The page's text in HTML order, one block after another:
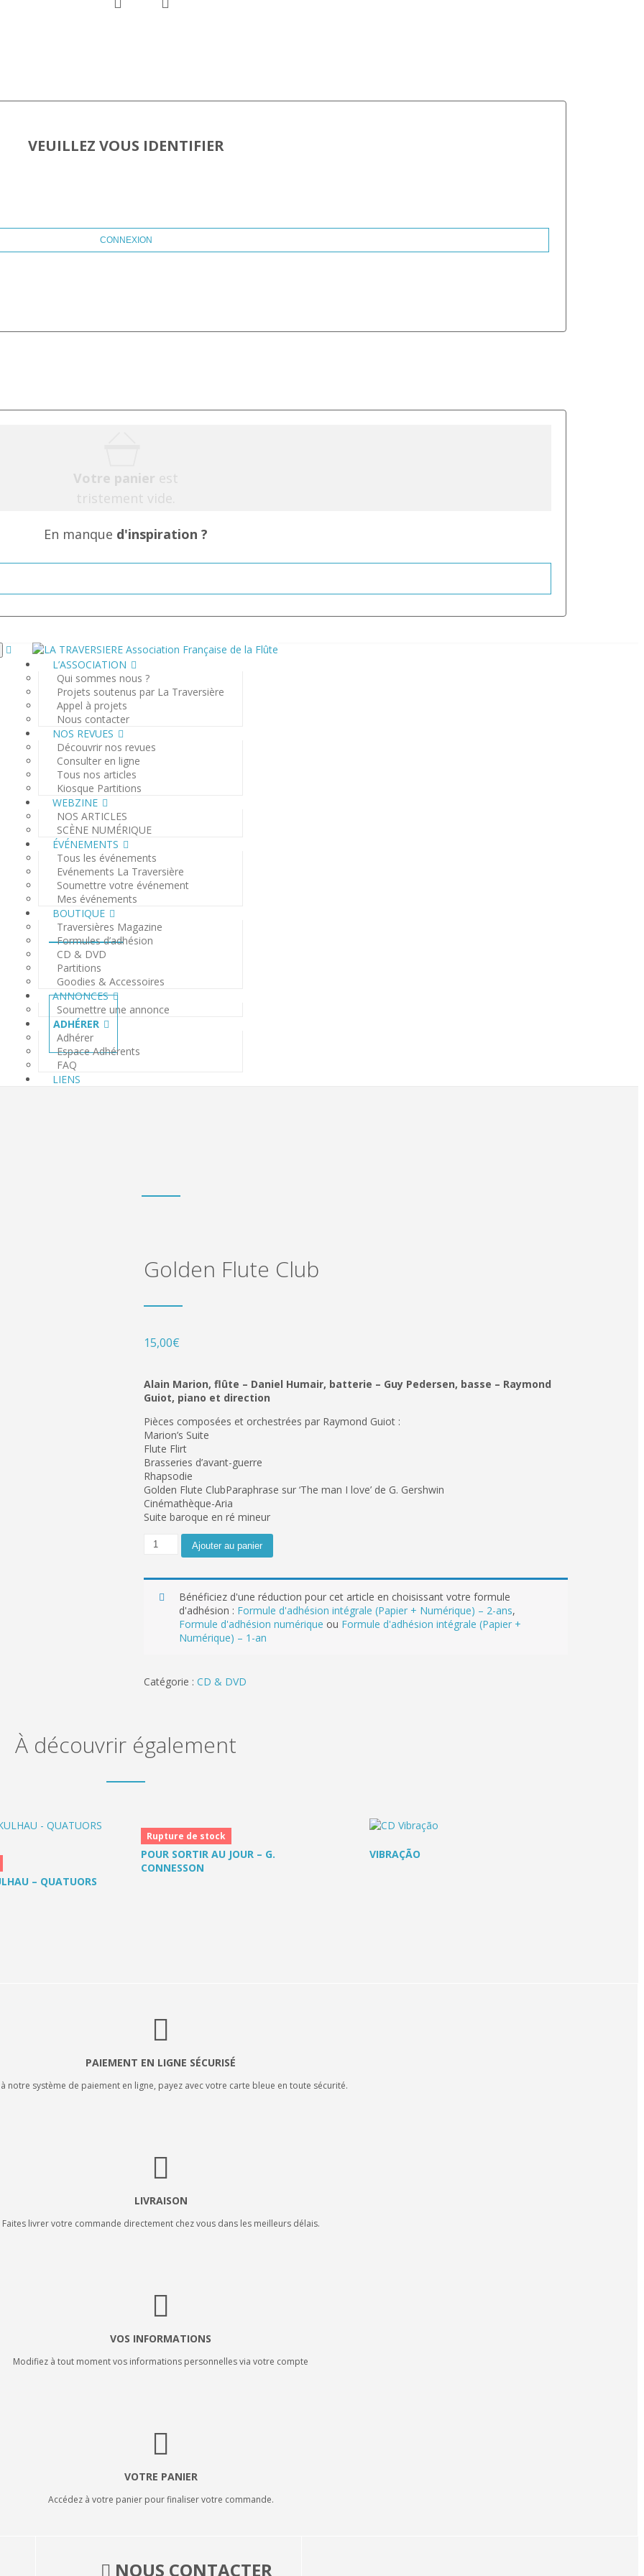
VEUILLEZ VOUS IDENTIFIER
Votre panier est
tristement vide.
En manque d'inspiration ?
L’ASSOCIATION
Qui sommes nous ?
Projets soutenus par La Traversière
Appel à projets
Nous contacter
NOS REVUES
Découvrir nos revues
Consulter en ligne
Tous nos articles
Kiosque Partitions
WEBZINE
NOS ARTICLES
SCÈNE NUMÉRIQUE
ÉVÉNEMENTS
Tous les événements
Evénements La Traversière
Soumettre votre événement
Mes événements
BOUTIQUE
Traversières Magazine
Formules d’adhésion
CD & DVD
Partitions
Goodies & Accessoires
ANNONCES
Soumettre une annonce
ADHÉRER
Adhérer
Espace Adhérents
FAQ
LIENS
Golden Flute Club
15,00€
Alain Marion, flûte – Daniel Humair, batterie – Guy Pedersen, basse – Raymond
Guiot, piano et direction
Pièces composées et orchestrées par Raymond Guiot :
Marion’s Suite
Flute Flirt
Brasseries d’avant-guerre
Rhapsodie
Golden Flute ClubParaphrase sur ‘The man I love’ de G. Gershwin
Cinémathèque-Aria
Suite baroque en ré mineur
Ajouter au panier
Bénéficiez d'une réduction pour cet article en choisissant votre formule
d'adhésion : Formule d'adhésion intégrale (Papier + Numérique) – 2-ans,
Formule d'adhésion numérique ou Formule d'adhésion intégrale (Papier +
Numérique) – 1-an
Catégorie : CD & DVD
À découvrir également
– QUATUORS
Rupture de stock
POUR SORTIR AU JOUR – G.
CONNESSON
VIBRAÇÃO
PAIEMENT EN LIGNE SÉCURISÉ
notre système de paiement en ligne, payez avec votre carte bleue en toute sécurité.
LIVRAISON
Faites livrer votre commande directement chez vous dans les meilleurs délais.
VOS INFORMATIONS
Modifiez à tout moment vos informations personnelles via votre compte
VOTRE PANIER
Accédez à votre panier pour finaliser votre commande.
NOUS CONTACTER